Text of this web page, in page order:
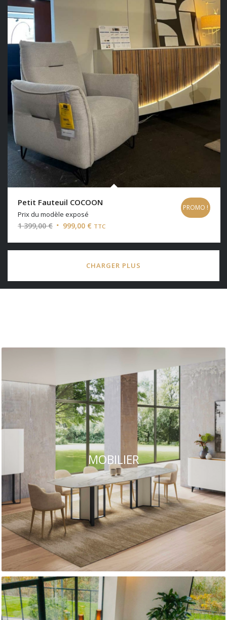
Petit Fauteuil COCOON
Prix du modèle exposé
1 399,00€ Le
initial
999,00 € Le
actuel
est :
TTC
PROMO !
CHARGER PLUS
MOBILIER